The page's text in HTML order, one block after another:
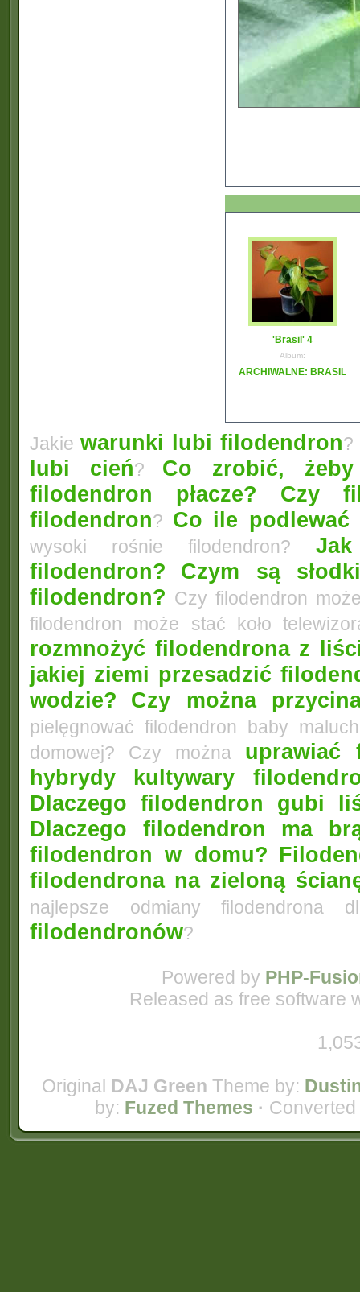
'Brasil' 4
Album:
ARCHIWALNE: BRASIL
Jakie warunki lubi filodendron?
lubi cień? Co zrobić,
filodendron płacze? Czy
filodendron? Co ile podlewać
wysoki rośnie filodendron?
filodendron?
Czym są
filodendron? Czy filodendron
filodendron może stać koło
rozmnożyć filodendrona z
jakiej ziemi przesadzić
wodzie?
Czy można
pielęgnować filodendron baby
domowej? Czy można uprawiać
hybrydy kultywary
Dlaczego filodendron gubi
Dlaczego filodendron ma
filodendron w domu?
filodendrona na zieloną
najlepsze odmiany
filodendronów?
Powered by PHP-
Released as free software
Original DAJ Green Theme by:
by: Fuzed Themes ·